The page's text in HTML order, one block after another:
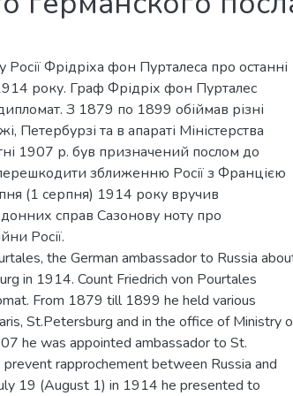
Фрідріха фон Пурталеса про останні
року. Граф Фрідріх фон Пурталес
З 1879 по 1899 обіймав різні
Петербурзі та в апараті Міністерства
1907 р. був призначений послом до
зближенню Росії з Францією
(1 серпня) 1914 року вручив
справ Сазонову ноту про
Росії.
the German ambassador to Russia
in 1914. Count Friedrich von Pourtales
From 1879 till 1899 he held various
St.Petersburg and in the office of Ministry
he was appointed ambassador to St.
rapprochement between Russia and
19 (August 1) in 1914 he presented to